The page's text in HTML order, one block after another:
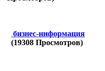
бизнес-информация
(19308 Просмотров)